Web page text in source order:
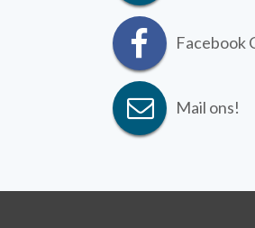
Facebook
Mail ons!